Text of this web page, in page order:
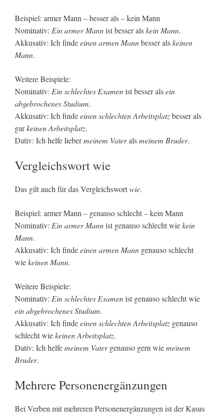
Beispiel: armer Mann – besser als – kein Mann
Nominativ: Ein armer Mannist besser alskein Mann.
Akkusativ: Ich findeeinen armen Mannbesser alskeinen
Mann.
Weitere Beispiele:
Nominativ: Ein schlechtes Examenist besser alsein
abgebrochenes Studium.
Akkusativ: Ich findeeinen schlechten Arbeitsplatzbesser als
garkeinen Arbeitsplatz.
Dativ: Ich helfe liebermeinem Vateralsmeinem Bruder.
Vergleichswort wie
Das gilt auch für das Vergleichswortwie.
Beispiel: armer Mann – genauso schlecht – kein Mann
Nominativ: Ein armer Mannist genauso schlecht wiekein
Mann.
Akkusativ: Ich findeeinen armen Mann genauso schlecht
wiekeinen Mann.
Weitere Beispiele:
Nominativ: Ein schlechtes Examenist genauso schlecht wie
ein abgebrochenes Studium.
Akkusativ: Ich findeeinen schlechten Arbeitsplatz genauso
schlecht wiekeinen Arbeitsplatz.
Dativ: Ich helfemeinem Vatergenauso gern wiemeinem
Bruder.
Mehrere Personenergänzungen
Bei Verben mit mehreren Personenergänzungen ist der Kasus